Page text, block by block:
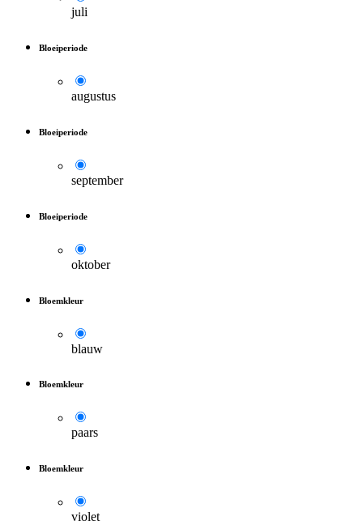
juli
Bloeiperiode
augustus
Bloeiperiode
september
Bloeiperiode
oktober
Bloemkleur
blauw
Bloemkleur
paars
Bloemkleur
violet